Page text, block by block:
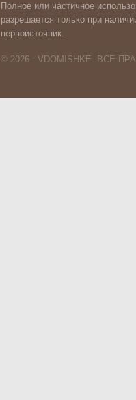
Полное или частичное
разрешается только при
первоисточник.
© 2026 - VDOMISHKE. ВСЕ